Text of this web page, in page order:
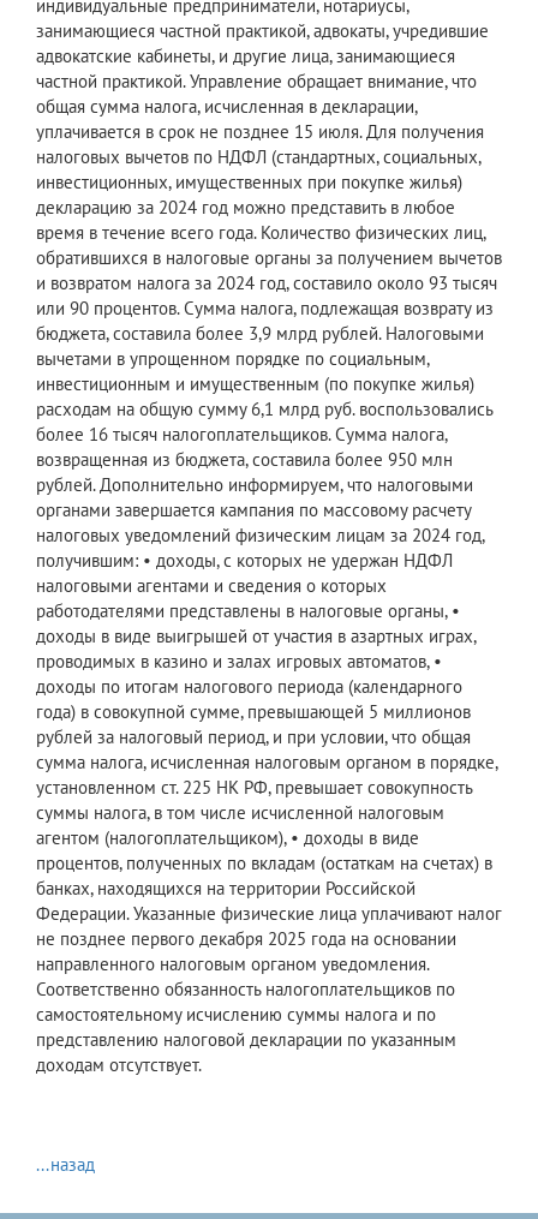
индивидуальные предприниматели, нотариусы,
занимающиеся частной практикой, адвокаты, учредившие
адвокатские кабинеты, и другие лица, занимающиеся
частной практикой. Управление обращает внимание, что
общая сумма налога, исчисленная в декларации,
уплачивается в срок не позднее 15 июля. Для получения
налоговых вычетов по НДФЛ (стандартных, социальных,
инвестиционных, имущественных при покупке жилья)
декларацию за 2024 год можно представить в любое
время в течение всего года. Количество физических лиц,
обратившихся в налоговые органы за получением вычетов
и возвратом налога за 2024 год, составило около 93 тысяч
или 90 процентов. Сумма налога, подлежащая возврату из
бюджета, составила более 3,9 млрд рублей. Налоговыми
вычетами в упрощенном порядке по социальным,
инвестиционным и имущественным (по покупке жилья)
расходам на общую сумму 6,1 млрд руб. воспользовались
более 16 тысяч налогоплательщиков. Сумма налога,
возвращенная из бюджета, составила более 950 млн
рублей. Дополнительно информируем, что налоговыми
органами завершается кампания по массовому расчету
налоговых уведомлений физическим лицам за 2024 год,
получившим: • доходы, с которых не удержан НДФЛ
налоговыми агентами и сведения о которых
работодателями представлены в налоговые органы, •
доходы в виде выигрышей от участия в азартных играх,
проводимых в казино и залах игровых автоматов, •
доходы по итогам налогового периода (календарного
года) в совокупной сумме, превышающей 5 миллионов
рублей за налоговый период, и при условии, что общая
сумма налога, исчисленная налоговым органом в порядке,
установленном ст. 225 НК РФ, превышает совокупность
суммы налога, в том числе исчисленной налоговым
агентом (налогоплательщиком), • доходы в виде
процентов, полученных по вкладам (остаткам на счетах) в
банках, находящихся на территории Российской
Федерации. Указанные физические лица уплачивают налог
не позднее первого декабря 2025 года на основании
направленного налоговым органом уведомления.
Соответственно обязанность налогоплательщиков по
самостоятельному исчислению суммы налога и по
представлению налоговой декларации по указанным
доходам отсутствует.
...назад